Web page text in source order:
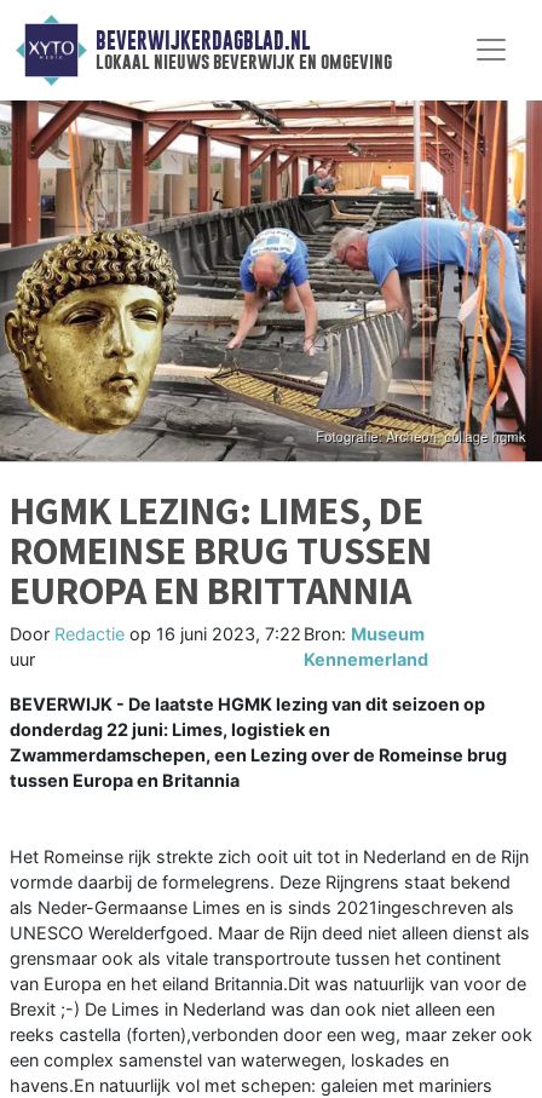
BEVERWIJKERDAGBLAD.NL
lokaal nieuws beverwijk en omgeving
HGMK LEZING: LIMES, DE
ROMEINSE BRUG TUSSEN
EUROPA EN BRITTANNIA
Door Redactie op 16 juni 2023, 7:22
uur
Bron: Museum
Kennemerland
BEVERWIJK - De laatste HGMK lezing van dit seizoen op
donderdag 22 juni: Limes, logistiek en
Zwammerdamschepen, een Lezing over de Romeinse brug
tussen Europa en Britannia
Het Romeinse rijk strekte zich ooit uit tot in Nederland en de Rijn
vormde daarbij de formelegrens. Deze Rijngrens staat bekend
als Neder-Germaanse Limes en is sinds 2021ingeschreven als
UNESCO Werelderfgoed. Maar de Rijn deed niet alleen dienst als
grensmaar ook als vitale transportroute tussen het continent
van Europa en het eiland Britannia.Dit was natuurlijk van voor de
Brexit ;-) De Limes in Nederland was dan ook niet alleen een
reeks castella (forten),verbonden door een weg, maar zeker ook
een complex samenstel van waterwegen, loskades en
havens.En natuurlijk vol met schepen: galeien met mariniers